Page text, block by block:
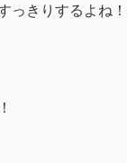
っきりするよね！